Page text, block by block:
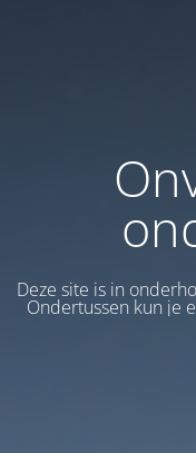
Deze site is in
Ondertussen kun je